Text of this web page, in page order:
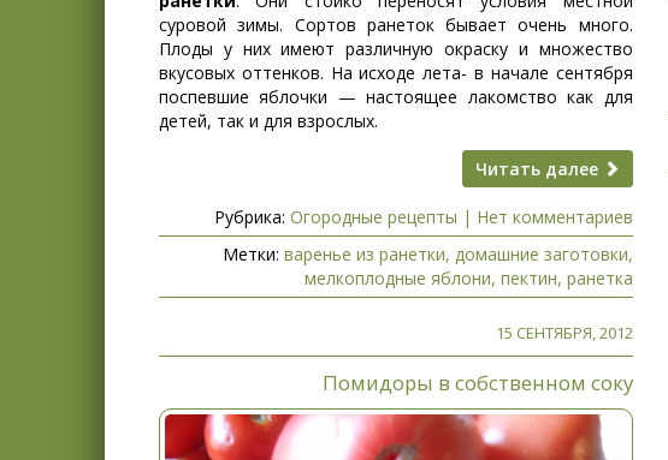
суровой зимы. Сортов ранеток бывает очень много.
Плоды у них имеют различную окраску и множество
вкусовых оттенков. На исходе лета- в начале сентября
поспевшие яблочки — настоящее лакомство как для
детей, так и для взрослых.
Читать далее
Рубрика: Огородные рецепты | Нет комментариев
Метки: варенье из ранетки, домашние заготовки,
мелкоплодные яблони, пектин, ранетка
15 СЕНТЯБРЯ, 2012
Помидоры в собственном соку